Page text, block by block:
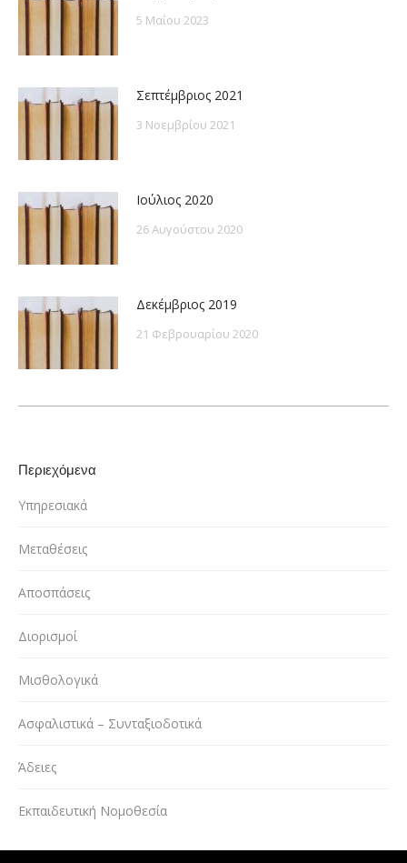
5 Μαΐου 2023
Σεπτέμβριος 2021
3 Νοεμβρίου 2021
Ιούλιος 2020
26 Αυγούστου 2020
Δεκέμβριος 2019
21 Φεβρουαρίου 2020
Περιεχόμενα
Υπηρεσιακά
Μεταθέσεις
Αποσπάσεις
Διορισμοί
Μισθολογικά
Ασφαλιστικά – Συνταξιοδοτικά
Άδειες
Εκπαιδευτική Νομοθεσία